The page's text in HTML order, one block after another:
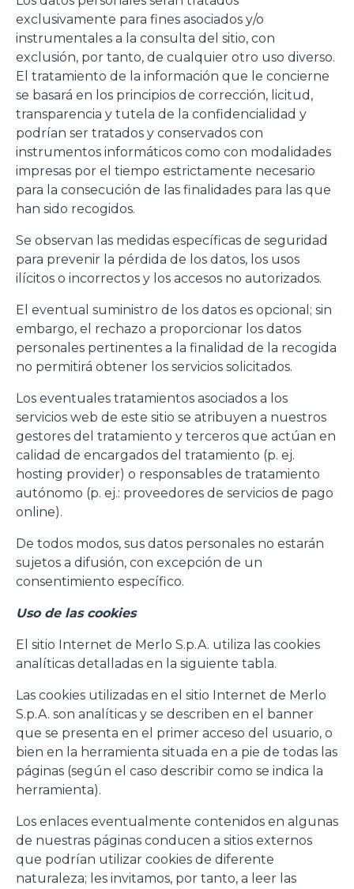
Consenso
Questo sito web utilizza i cookie
“Questo sito web utilizza i cookie Il sito utilizza cookies al
fine di fornire annunci pubblicitari e contenuti
il banner verrà chiuso e non verranno inviati cookies al di
fuori di quelli tecnici. Cliccando su "ACCETTA TUTTI"
o terza parte presenti sul sito, i quali saranno in ogni
momento consultabili, con la possibilità di modificare il
consenso prestato per ogni singolo cookie. Come fare?
Cliccare sulla graffetta nera presente in fondo a destra di
ogni pagina, selezionare "Modifichi il suo consenso" e
infine "Mostra dettagli". Potrai trovare il link
dell'informativa completa nel footer presente in ogni
pagina. Per esercitare i diritti riconosciuti all'interessato ai
sensi degli artt. 15 e ss. del Regolamento UE 2016/679
GDPR abbiamo predisposto una apposita procedura.
Selezione
del Necessari
Preferenze
Statistiche
exclusivamente para fines asociados y/o
instrumentales a la consulta del sitio, con
exclusión, por tanto, de cualquier otro uso diverso.
El tratamiento de la información que le concierne
se basará en los principios de corrección, licitud,
transparencia y tutela de la confidencialidad y
podrían ser tratados y conservados con
instrumentos informáticos como con modalidades
impresas por el tiempo estrictamente necesario
para la consecución de las finalidades para las que
han sido recogidos.
Se observan las medidas específicas de seguridad
para prevenir la pérdida de los datos, los usos
ilícitos o incorrectos y los accesos no autorizados.
El eventual suministro de los datos es opcional; sin
embargo, el rechazo a proporcionar los datos
personales pertinentes a la finalidad de la recogida
no permitirá obtener los servicios solicitados.
Los eventuales tratamientos asociados a los
servicios web de este sitio se atribuyen a nuestros
gestores del tratamiento y terceros que actúan en
calidad de encargados del tratamiento (p. ej.
hosting provider) o responsables de tratamiento
autónomo (p. ej.: proveedores de servicios de pago
online).
De todos modos, sus datos personales no estarán
sujetos a difusión, con excepción de un
consentimiento específico.
Uso de las cookies
El sitio Internet de Merlo S.p.A. utiliza las cookies
analíticas detalladas en la siguiente tabla.
Las cookies utilizadas en el sitio Internet de Merlo
S.p.A. son analíticas y se describen en el banner
que se presenta en el primer acceso del usuario, o
bien en la herramienta situada en a pie de todas las
páginas (según el caso describir como se indica la
herramienta).
Los enlaces eventualmente contenidos en algunas
de nuestras páginas conducen a sitios externos
que podrían utilizar cookies de diferente
naturaleza; les invitamos, por tanto, a leer las